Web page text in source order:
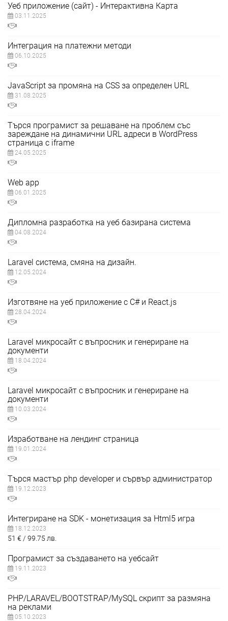
Уеб приложение (сайт) - Интерактивна Карта
03.11.2025
Интеграция на платежни методи
06.10.2025
JavaScript за промяна на CSS за определен URL
31.08.2025
Търся програмист за решаване на проблем със
зареждане на динамични URL адреси в WordPress
страница с iframe
24.05.2025
Web app
06.01.2025
Дипломна разработка на уеб базирана система
04.08.2024
Laravel система, смяна на дизайн.
12.05.2024
Изготвяне на уеб приложение с C# и React.js
28.04.2024
Laravel микросайт с въпросник и генериране на
документи
18.04.2024
Laravel микросайт с въпросник и генериране на
документи
10.03.2024
Изработване на лендинг страница
19.01.2024
Търся мастър php developer и сървър администратор
19.12.2023
Интегриране на SDK - монетизация за Html5 игра
18.12.2023
51 € 99.75 лв.
Програмист за създаването на уебсайт
19.11.2023
PHP/LARAVEL/BOOTSTRAP/MySQL скрипт за размяна
на реклами
05.10.2023